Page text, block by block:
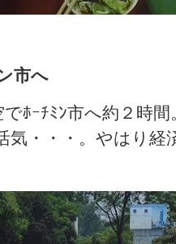
市へ
でﾎｰﾁﾐﾝ市へ約２時
気・・・。やはり経